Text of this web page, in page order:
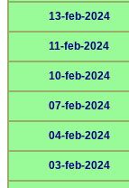
13-feb-2024
11-feb-2024
10-feb-2024
07-feb-2024
04-feb-2024
03-feb-2024